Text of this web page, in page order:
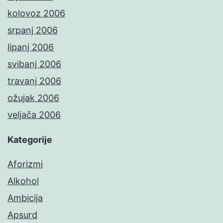
kolovoz 2006
srpanj 2006
lipanj 2006
svibanj 2006
travanj 2006
ožujak 2006
veljača 2006
Kategorije
Aforizmi
Alkohol
Ambicija
Apsurd